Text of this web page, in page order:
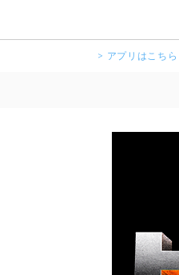
> アプリはこちら